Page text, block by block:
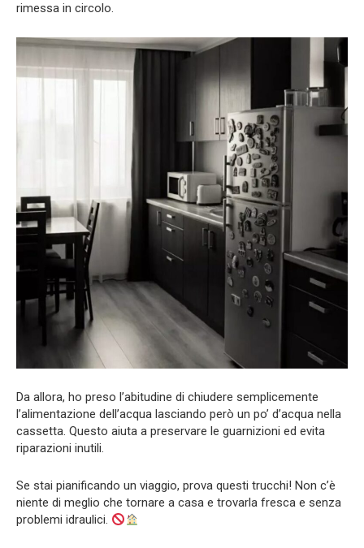
rimessa in circolo.
Da allora, ho preso l’abitudine di chiudere semplicemente
l’alimentazione dell’acqua lasciando però un po’ d’acqua nella
cassetta. Questo aiuta a preservare le guarnizioni ed evita
riparazioni inutili.
Se stai pianificando un viaggio, prova questi trucchi! Non c’è
niente di meglio che tornare a casa e trovarla fresca e senza
problemi idraulici.